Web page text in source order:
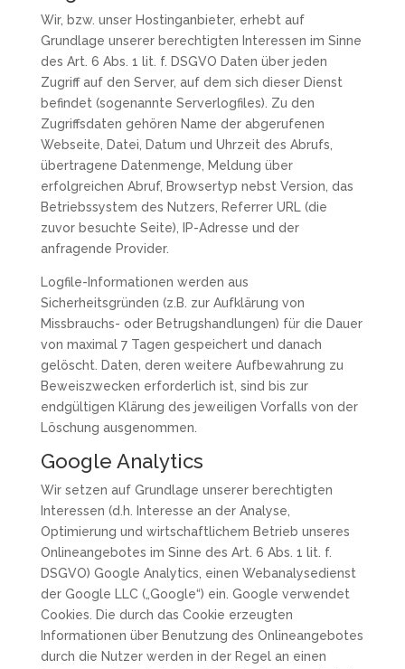
Wir, bzw. unser Hostinganbieter, erhebt auf
Grundlage unserer berechtigten Interessen im Sinne
des Art. 6 Abs. 1 lit. f. DSGVO Daten über jeden
Zugriff auf den Server, auf dem sich dieser Dienst
befindet (sogenannte Serverlogfiles). Zu den
Zugriffsdaten gehören Name der abgerufenen
Webseite, Datei, Datum und Uhrzeit des Abrufs,
übertragene Datenmenge, Meldung über
erfolgreichen Abruf, Browsertyp nebst Version, das
Betriebssystem des Nutzers, Referrer URL (die
zuvor besuchte Seite), IP-Adresse und der
anfragende Provider.
Logfile-Informationen werden aus
Sicherheitsgründen (z.B. zur Aufklärung von
Missbrauchs- oder Betrugshandlungen) für die Dauer
von maximal 7 Tagen gespeichert und danach
gelöscht. Daten, deren weitere Aufbewahrung zu
Beweiszwecken erforderlich ist, sind bis zur
endgültigen Klärung des jeweiligen Vorfalls von der
Löschung ausgenommen.
Google Analytics
Wir setzen auf Grundlage unserer berechtigten
Interessen (d.h. Interesse an der Analyse,
Optimierung und wirtschaftlichem Betrieb unseres
Onlineangebotes im Sinne des Art. 6 Abs. 1 lit. f.
DSGVO) Google Analytics, einen Webanalysedienst
der Google LLC („Google“) ein. Google verwendet
Cookies. Die durch das Cookie erzeugten
Informationen über Benutzung des Onlineangebotes
durch die Nutzer werden in der Regel an einen